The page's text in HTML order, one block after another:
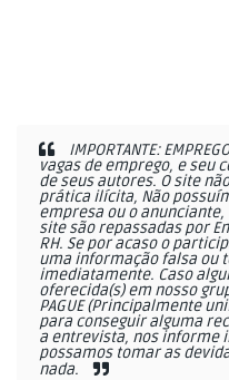
IMPORTANTE:
vagas de emprego, e seu
de seus autores. O site
prática ilícita, Não
empresa ou o
site são repassadas por
RH. Se por acaso o
uma informação falsa ou
imediatamente. Caso
oferecida(s) em nosso
PAGUE (Principalmente
para conseguir alguma
a entrevista, nos informe
possamos tomar as
nada.